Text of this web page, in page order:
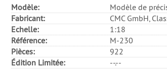
Modèle:
Modèle de
Fabricant:
CMC GmbH,
Echelle:
1:18
Référence:
M-230
Pièces:
922
Édition Limitée:
--.--